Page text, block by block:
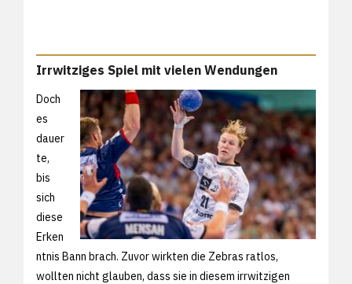
Irrwitziges Spiel mit vielen Wendungen
Doch
es
dauer
te,
bis
sich
diese
Erken
ntnis Bann brach. Zuvor wirkten die Zebras ratlos,
wollten nicht glauben, dass sie in diesem irrwitzigen